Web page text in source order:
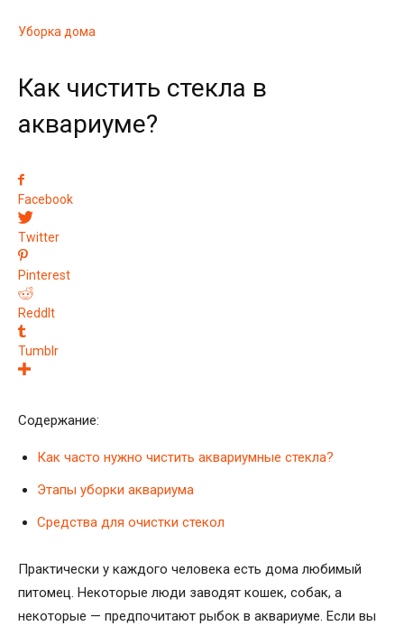
Уборка дома
Как чистить стекла в
аквариуме?
Facebook
Twitter
Pinterest
ReddIt
Tumblr
Содержание:
Как часто нужно чистить аквариумные стекла?
Этапы уборки аквариума
Средства для очистки стекол
Практически у каждого человека есть дома любимый
питомец. Некоторые люди заводят кошек, собак, а
некоторые — предпочитают рыбок в аквариуме. Если вы